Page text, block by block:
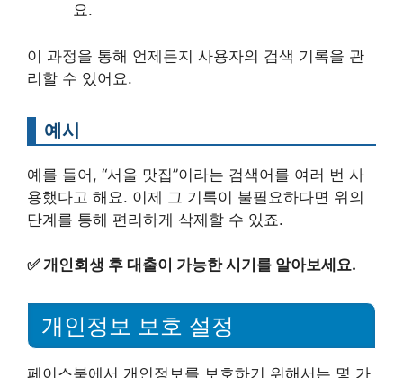
요.
이 과정을 통해 언제든지 사용자의 검색 기록을 관
리할 수 있어요.
예시
예를 들어, “서울 맛집”이라는 검색어를 여러 번 사
용했다고 해요. 이제 그 기록이 불필요하다면 위의
단계를 통해 편리하게 삭제할 수 있죠.
✅개인회생 후 대출이 가능한 시기를 알아보세요.
개인정보 보호 설정
페이스북에서 개인정보를 보호하기 위해서는 몇 가